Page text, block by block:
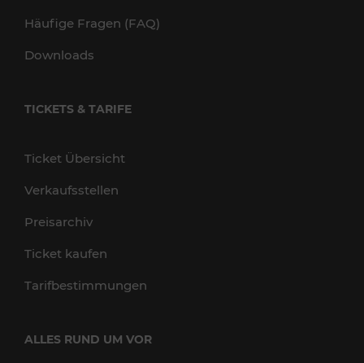
Häufige Fragen (FAQ)
Downloads
TICKETS & TARIFE
Ticket Übersicht
Verkaufsstellen
Preisarchiv
Ticket kaufen
Tarifbestimmungen
ALLES RUND UM VOR